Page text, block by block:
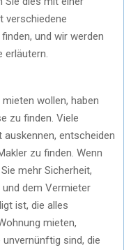
verschiedene
und wir werden
erläutern.
wollen, haben
zu finden. Viele
entscheiden
zu finden. Wenn
mehr Sicherheit,
dem Vermieter
ist, die alles
mieten,
sind, die